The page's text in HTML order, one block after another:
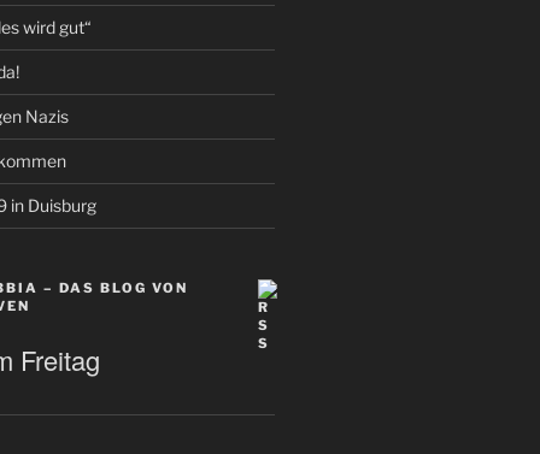
wird gut“
Nazis
in Duisburg
– DAS BLOG VON
Freitag